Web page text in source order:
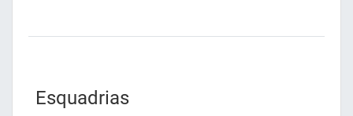
Esquadrias